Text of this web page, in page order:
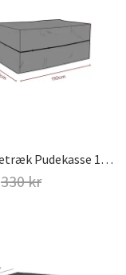
Møbelbetræk Pudekasse 110x60x60 Cm Waterproof
330 kr